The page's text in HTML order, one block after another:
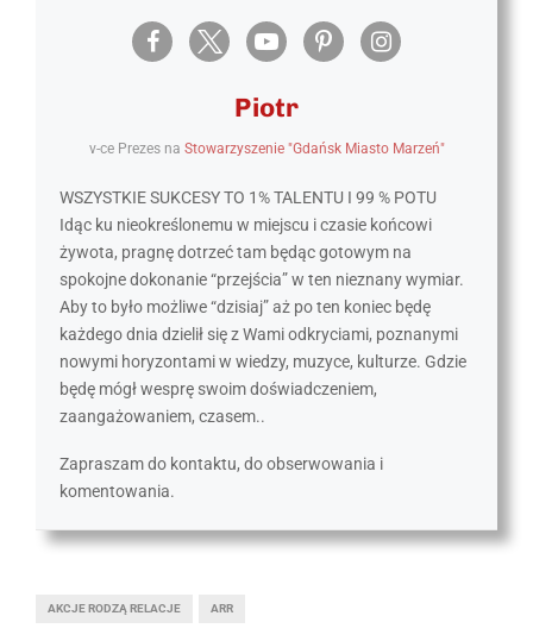
Piotr
v-ce Prezes na Stowarzyszenie "Gdańsk Miasto Marzeń"
WSZYSTKIE SUKCESY TO 1% TALENTU I 99 % POTU
Idąc ku nieokreślonemu w miejscu i czasie końcowi
żywota, pragnę dotrzeć tam będąc gotowym na
spokojne dokonanie “przejścia” w ten nieznany wymiar.
Aby to było możliwe “dzisiaj” aż po ten koniec będę
każdego dnia dzielił się z Wami odkryciami, poznanymi
nowymi horyzontami w wiedzy, muzyce, kulturze. Gdzie
będę mógł wesprę swoim doświadczeniem,
zaangażowaniem, czasem..
Zapraszam do kontaktu, do obserwowania i
komentowania.
AKCJE RODZĄ RELACJE ARR